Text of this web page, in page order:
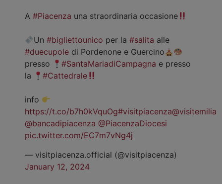
A #Piacenza una straordinaria occasione
Un#bigliettounico per la#salita alle
#duecupole di Pordenone e Guercino
presso
#SantaMariadiCampagna e presso
la
#Cattedrale
info
https://t.co/b7h0kVquOg#visitpiacenza@visitemilia
@bancadipiacenza @PiacenzaDiocesi
pic.twitter.com/EC7m7vNg4j
— visitpiacenza.official (@visitpiacenza)
January 12, 2024